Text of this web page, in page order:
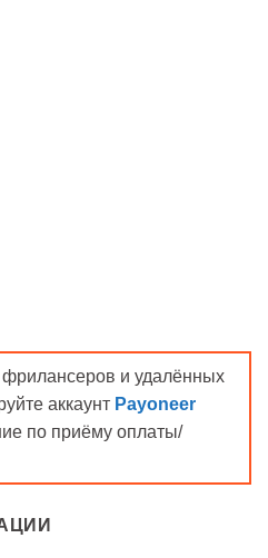
и удалённых
аккаунт Payoneer
по приёму оплаты/